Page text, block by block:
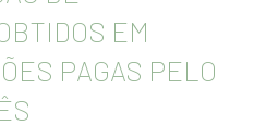
EM
PAGAS PELO